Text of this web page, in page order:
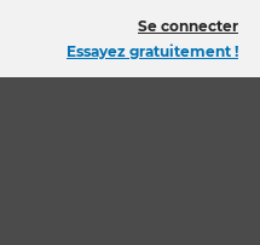
Se connecter
Essayez gratuitement !